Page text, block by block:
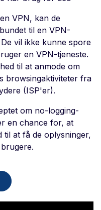
VPN, kan de
til en VPN-
vil ikke kunne spore
en VPN-tjeneste.
til at anmode om
browsingaktiviteter fra
(ISP'er).
om no-logging-
en chance for, at
at få de oplysninger,